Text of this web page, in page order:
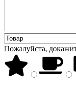
Пожалуйста,